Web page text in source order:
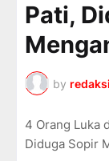
Pati,
by redaksi
4 Orang Luka
Diduga Sopir